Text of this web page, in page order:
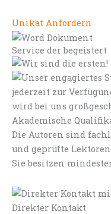
Unikat Anfordern
Service der begeistert
Akademische
Die Autoren sind
und geprüfte
Sie besitzen
Direkter Kontakt